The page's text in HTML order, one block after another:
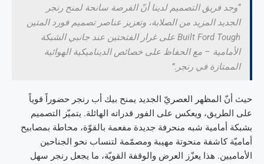
“وجد فريق التصميم لدينا أنّ الفرصة سانحة لمنح رنجر
الجديد المزيد من الصلابة، وتعزيز عناصر تصميم فورد المتين
Built Ford Tough على غرار الفتحتين عند جانبي الشبكة
الأمامية – مع الحفاظ على خصائص الديناميكية الهوائية
الممتازة في رنجر.”
حيث أنّ المظهر العصريّ الجديد يمنح بيك أب رنجر حضوراً قوياً
على الطريق، ويعكس على الفور قدراته الهائلة. يتميّز التصميم
بشبكة أمامية شبه منحرفة جديدة مفعمة بالقوّة، محاطة بمصابيح
أماميّة كاشفة منحوتة مهيبة ومصمّمة لتنساب نحو الجناحين
الأماميين. هذا يعزّز العرض والوقفة القويّة، ما يجعل رنجر سهل